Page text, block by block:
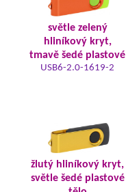
světle zelený
hliníkový kryt,
tmavě šedé plastové
USB6-2.0-1619-2
žlutý hliníkový kryt,
světle šedé plastové